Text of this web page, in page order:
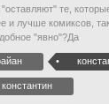
те,
и лучше комиксов,
"явно"?Да